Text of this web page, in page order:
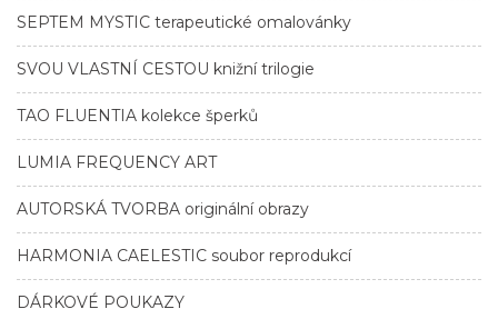
SEPTEM MYSTIC terapeutické omalovánky
SVOU VLASTNÍ CESTOU knižní trilogie
TAO FLUENTIA kolekce šperků
LUMIA FREQUENCY ART
AUTORSKÁ TVORBA originální obrazy
HARMONIA CAELESTIC soubor reprodukcí
DÁRKOVÉ POUKAZY